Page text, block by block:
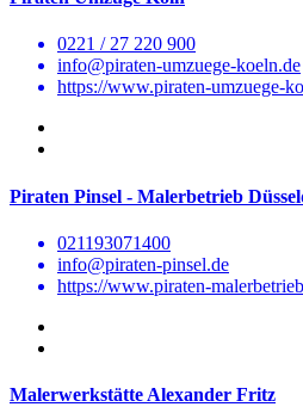
0221 / 27 220 900
info@piraten-umzuege-koeln.de
https://www.piraten-umzuege-
Piraten Pinsel - Malerbetrieb
021193071400
info@piraten-pinsel.de
https://www.piraten-
Malerwerkstätte Alexander Fritz